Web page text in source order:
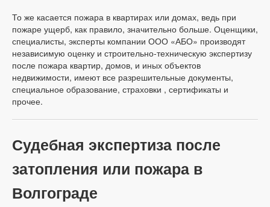
То же касается пожара в квартирах или домах, ведь при
пожаре ущерб, как правило, значительно больше. Оценщики,
специалисты, эксперты компании ООО «АБО» производят
независимую оценку и строительно-техническую экспертизу
после пожара квартир, домов, и иных объектов
недвижимости, имеют все разрешительные документы,
специальное образование, страховки , сертификаты и
прочее.
Судебная экспертиза после
затопления или пожара в
Волгограде